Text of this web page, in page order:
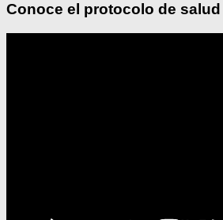
Conoce el protocolo de